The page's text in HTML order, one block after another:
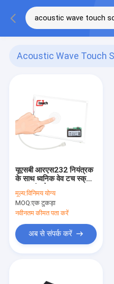
Acoustic Wave Touch
यूएसबी आरएस232 नियंत्रक
के साथ ध्वनिक वेव टच स्क्रीन
15.6 इंच देखा
मूल्य:विनिमय योग्य
MOQ:एक टुकड़ा
नवीनतम कीमत पता करें
अब से संपर्क करें